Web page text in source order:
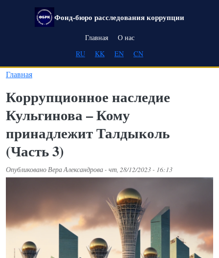
Перейти к основному содержанию
Фонд-бюро расследования коррупции
Main navigation
Главная
О нас
RU
KK EN CN
Главная
Коррупционное наследие
Кульгинова – Кому
принадлежит Талдыколь
(Часть 3)
ОпубликованоВера Александрова- чт, 28/12/2023 - 16:13